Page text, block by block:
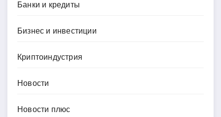
Банки и кредиты
Бизнес и инвестиции
Криптоиндустрия
Новости
Новости плюс